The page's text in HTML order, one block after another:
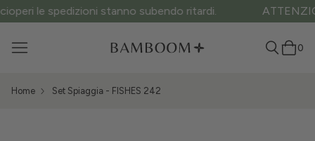
ATTENZIONE ai siti fake: questo è l’unico sito ufficiale.
0
Home Set Spiaggia - FISHES 242